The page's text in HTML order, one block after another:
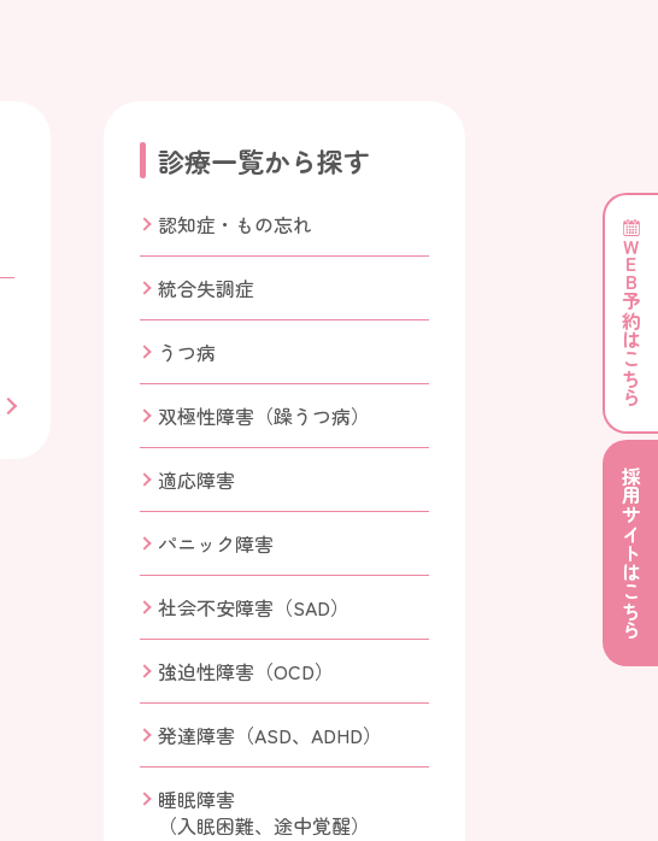
診療一覧から探す
認知症・もの忘れ
統合失調症
うつ病
双極性障害（躁うつ病）
適応障害
パニック障害
社会不安障害（SAD）
強迫性障害（OCD）
発達障害（ASD、ADHD）
睡眠障害
（入眠困難、途中覚醒）
WE
B予約はこちら
採用サイトはこちら